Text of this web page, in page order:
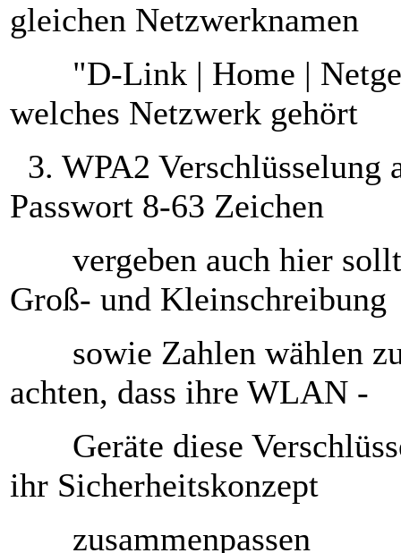
gleichen Netzwerknamen
"D-Link | Home |
welches Netzwerk gehört
3. WPA2 Verschlüsselung
Passwort 8-63 Zeichen
vergeben auch hier
Groß- und Kleinschreibung
sowie Zahlen wählen
achten, dass ihre WLAN -
Geräte diese
ihr Sicherheitskonzept
zusammenpassen